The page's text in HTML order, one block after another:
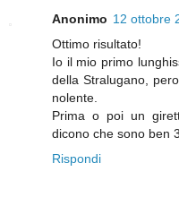
Anonimo 12 ottobre
Ottimo risultato!
Io il mio primo
della Stralugano,
nolente.
Prima o poi un
dicono che sono ben
Rispondi